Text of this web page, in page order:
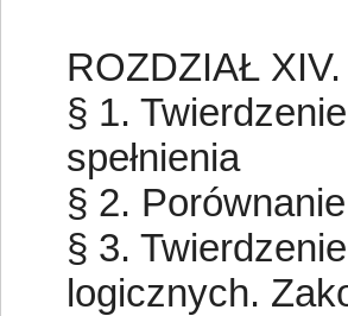
ROZDZIAŁ
§ 1.
spełnienia
§ 2.
§ 3.
logicznych.